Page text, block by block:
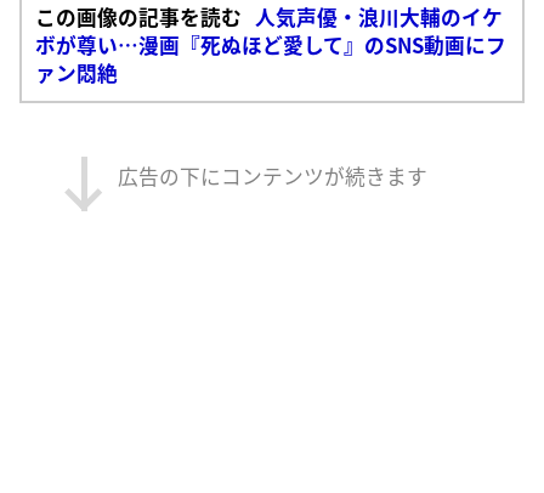
この画像の記事を読む 人気声優・浪川大輔のイケ
ボが尊い…漫画『死ぬほど愛して』のSNS動画にフ
ァン悶絶
広告の下にコンテンツが続きます